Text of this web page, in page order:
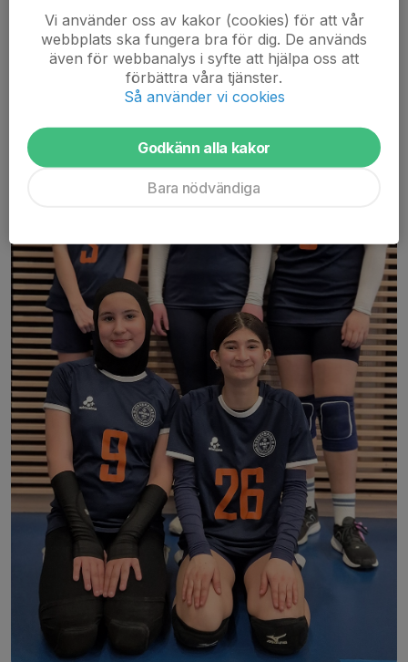
25 apr, 12:20 0 kommentarer
Vi använder oss av kakor (cookies) för att vår
webbplats ska fungera bra för dig. De används
även för webbanalys i syfte att hjälpa oss att
förbättra våra tjänster.
Så använder vi cookies
Godkänn alla kakor
Bara nödvändiga